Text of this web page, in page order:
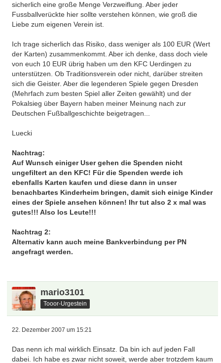
sicherlich eine große Menge Verzweiflung. Aber jeder
Fussballverückte hier sollte verstehen können, wie groß die
Liebe zum eigenen Verein ist.
Ich trage sicherlich das Risiko, dass weniger als 100 EUR (Wert
der Karten) zusammenkommt. Aber ich denke, dass doch viele
von euch 10 EUR übrig haben um den KFC Uerdingen zu
unterstützen. Ob Traditionsverein oder nicht, darüber streiten
sich die Geister. Aber die legenderen Spiele gegen Dresden
(Mehrfach zum besten Spiel aller Zeiten gewählt) und der
Pokalsieg über Bayern haben meiner Meinung nach zur
Deutschen Fußballgeschichte beigetragen...
Luecki
Nachtrag:
Auf Wunsch einiger User gehen die Spenden nicht
ungefiltert an den KFC! Für die Spenden werde ich
ebenfalls Karten kaufen und diese dann in unser
benachbartes Kinderheim bringen, damit sich einige Kinder
eines der Spiele ansehen können! Ihr tut also 2 x mal was
gutes!!! Also los Leute!!!
Nachtrag 2:
Alternativ kann auch meine Bankverbindung per PN
angefragt werden.
mario3101
Tooor-Urgestein
22. Dezember 2007 um 15:21
Das nenn ich mal wirklich Einsatz. Da bin ich auf jeden Fall
dabei. Ich habe es zwar nicht soweit, werde aber trotzdem kaum